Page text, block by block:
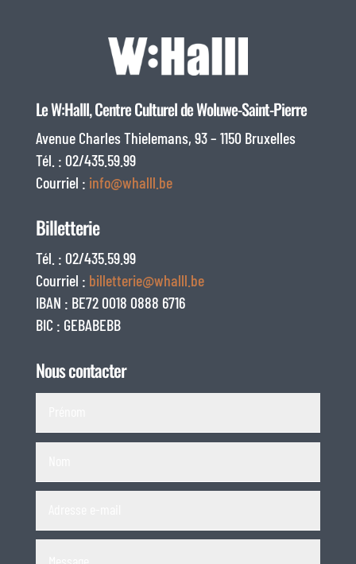
Le W:Halll, Centre Culturel de Woluwe-Saint-Pierre
Avenue Charles Thielemans, 93 – 1150 Bruxelles
Tél. : 02/435.59.99
Courriel : info@whalll.be
Billetterie
Tél. : 02/435.59.99
Courriel : billetterie@whalll.be
IBAN : BE72 0018 0888 6716
BIC : GEBABEBB
Nous contacter